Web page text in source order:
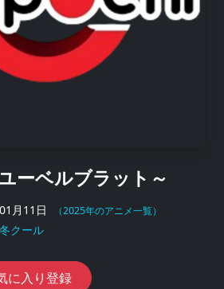
ーベルブラット～
月11日 （2025年のアニメ一覧）
クール
に入り登録